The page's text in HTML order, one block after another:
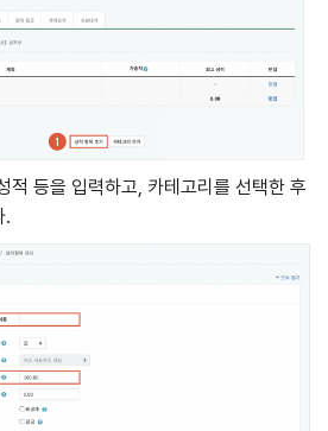
적 등을 입력하고, 카테고리를 선택한 후
.